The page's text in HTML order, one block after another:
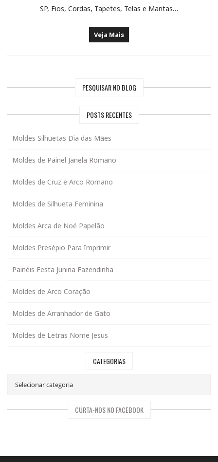
SP, Fios, Cordas, Tapetes, Telas e Mantas…
Veja Mais
PESQUISAR NO BLOG
POSTS RECENTES
Moldes Silhuetas Dia das Mães
Moldes de Painel Janela Romano
Moldes de Cruz e Arco Romano
Moldes de Silhueta Feminina
Moldes Arca de Noé Papelão
Moldes Presépio Para Imprimir
Painéis Festa Junina Fazendinha
Moldes de Arco Coração
Moldes de Arranhador de Gato
Moldes de Letras Nome Jesus
CATEGORIAS
CURTA-NOS NO FACEBOOK